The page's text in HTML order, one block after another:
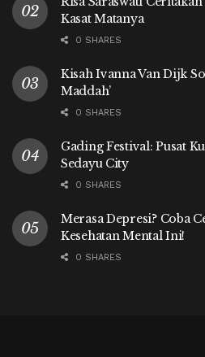
Kasat Matanya
0 SHARES
Kisah Ivanna Van Dijk
Maddah’
0 SHARES
Gading Festival: Pusat
Sedayu City
0 SHARES
Merasa Depresi? Coba
Kesehatan Mental Ini!
0 SHARES